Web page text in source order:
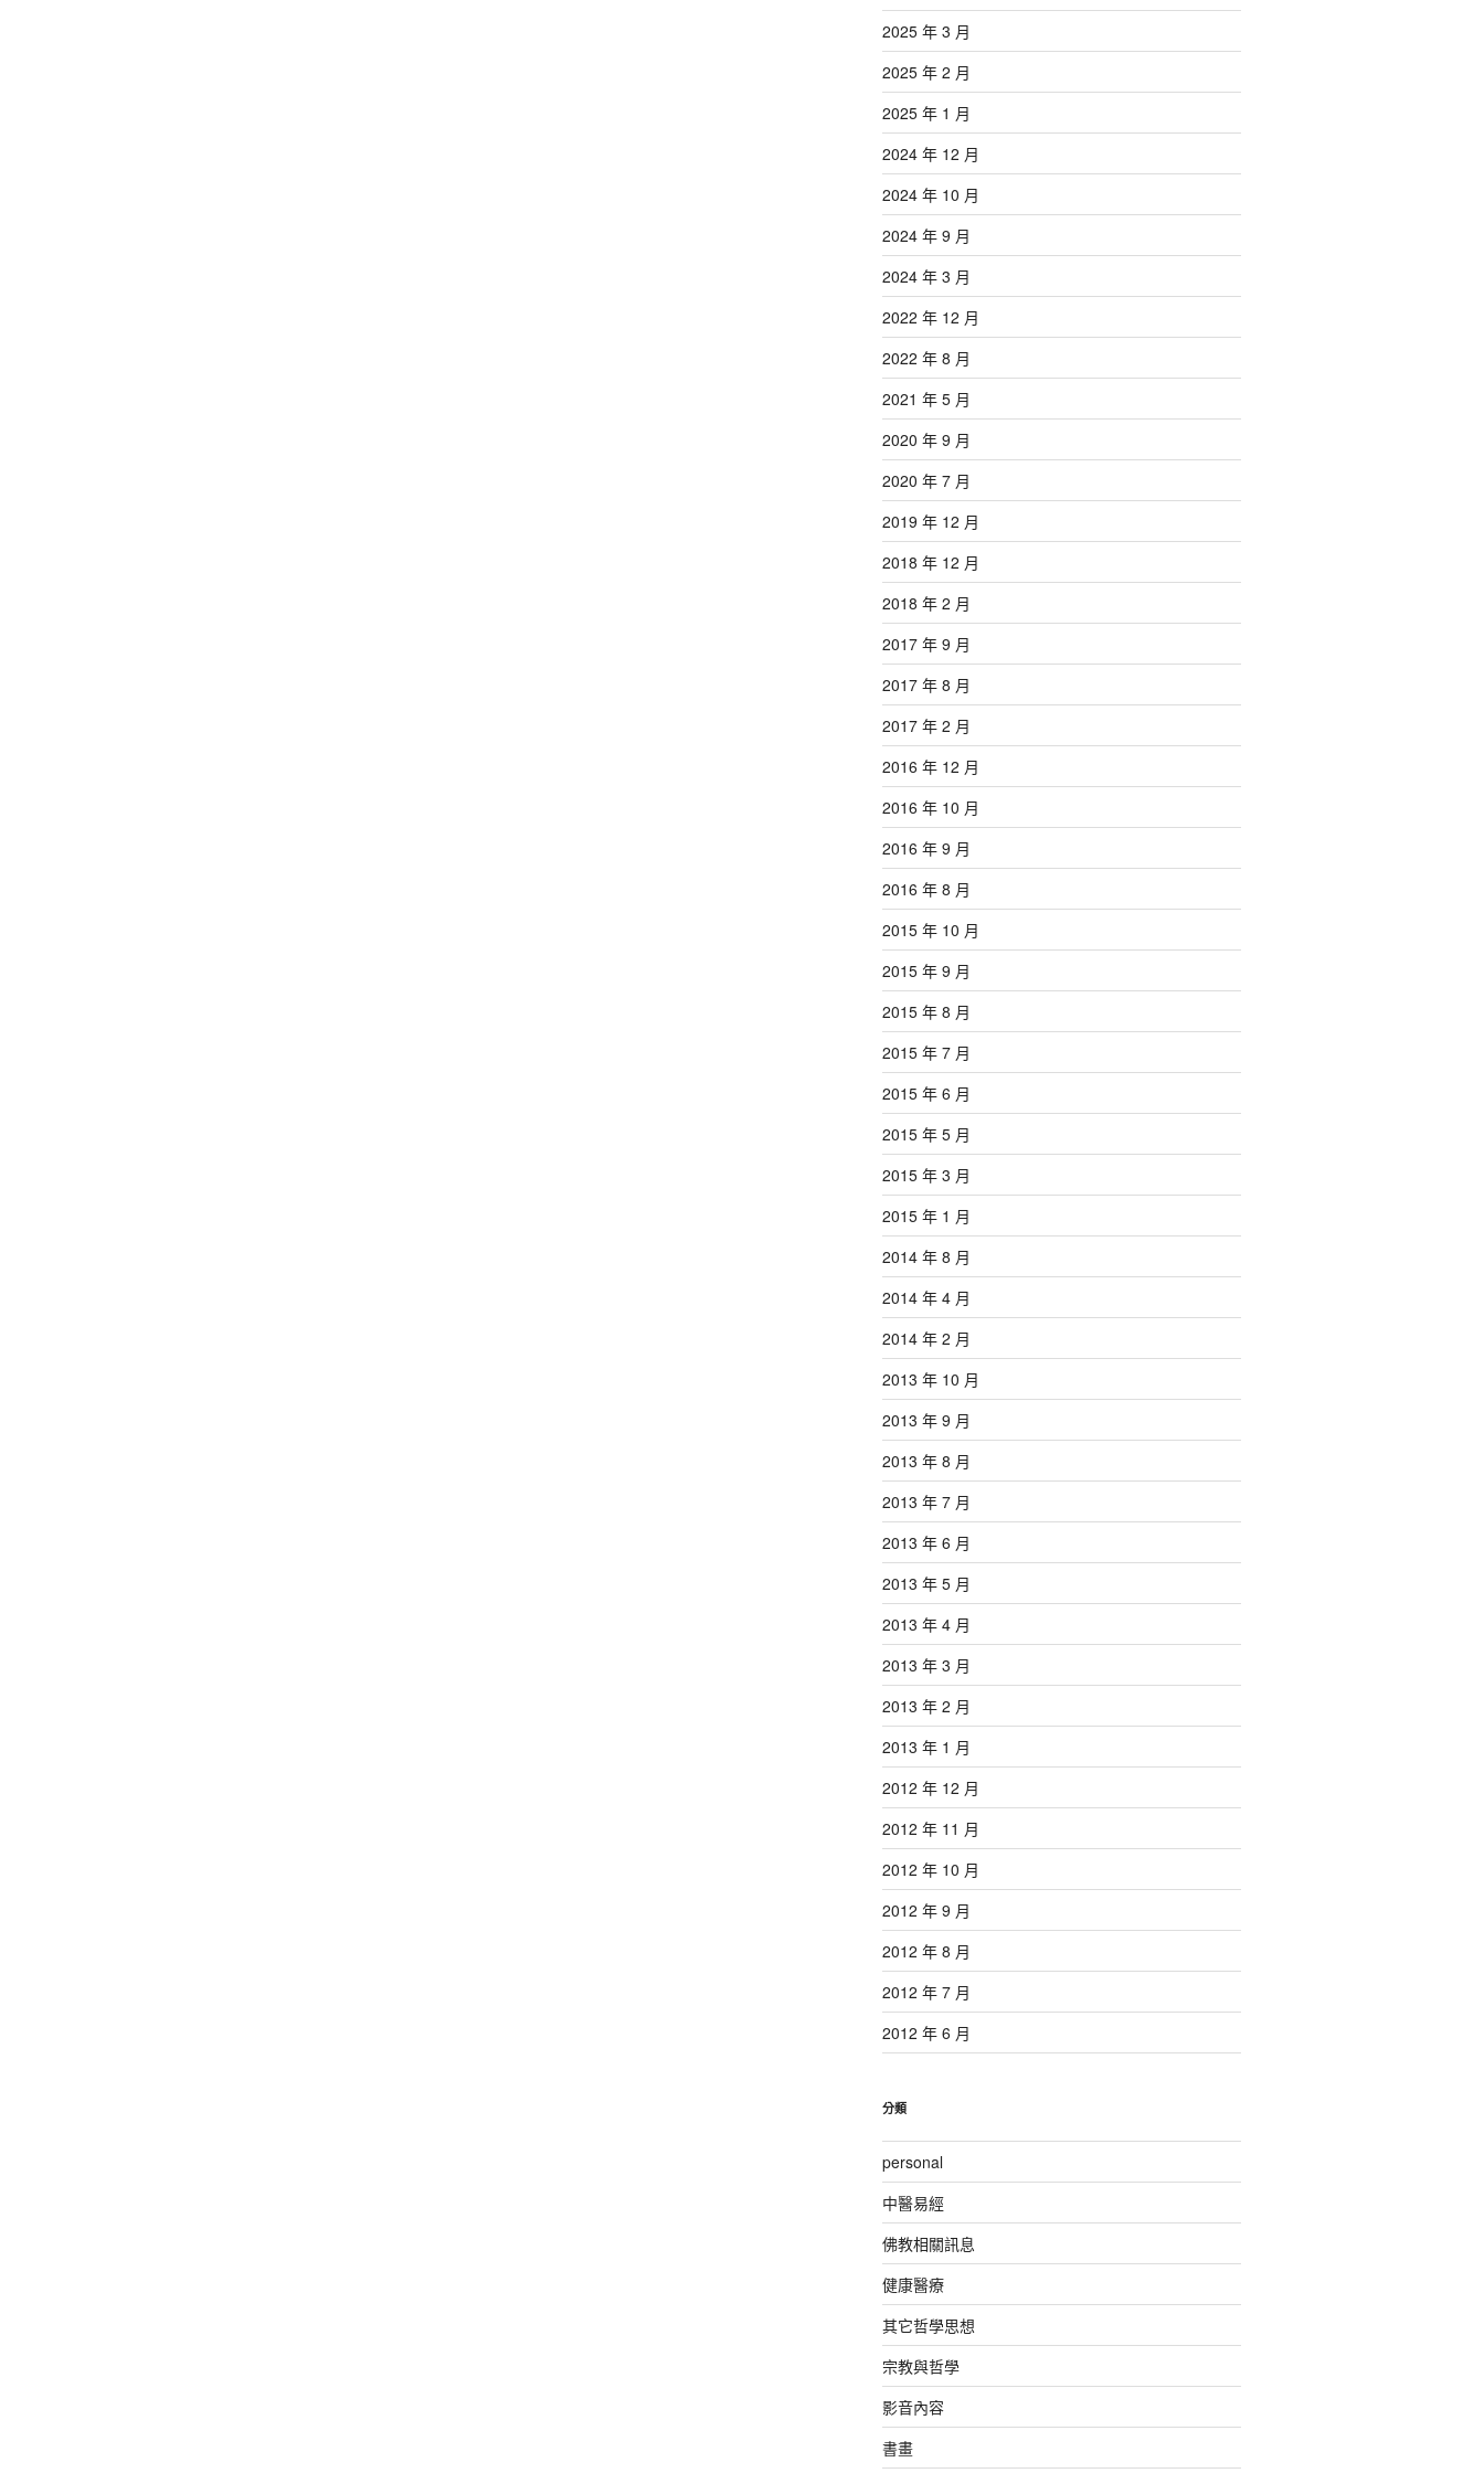
2025 年 3 月
2025 年 2 月
2025 年 1 月
2024 年 12 月
2024 年 10 月
2024 年 9 月
2024 年 3 月
2022 年 12 月
2022 年 8 月
2021 年 5 月
2020 年 9 月
2020 年 7 月
2019 年 12 月
2018 年 12 月
2018 年 2 月
2017 年 9 月
2017 年 8 月
2017 年 2 月
2016 年 12 月
2016 年 10 月
2016 年 9 月
2016 年 8 月
2015 年 10 月
2015 年 9 月
2015 年 8 月
2015 年 7 月
2015 年 6 月
2015 年 5 月
2015 年 3 月
2015 年 1 月
2014 年 8 月
2014 年 4 月
2014 年 2 月
2013 年 10 月
2013 年 9 月
2013 年 8 月
2013 年 7 月
2013 年 6 月
2013 年 5 月
2013 年 4 月
2013 年 3 月
2013 年 2 月
2013 年 1 月
2012 年 12 月
2012 年 11 月
2012 年 10 月
2012 年 9 月
2012 年 8 月
2012 年 7 月
2012 年 6 月
分類
personal
中醫易經
佛教相關訊息
健康醫療
其它哲學思想
宗教與哲學
影音內容
書畫